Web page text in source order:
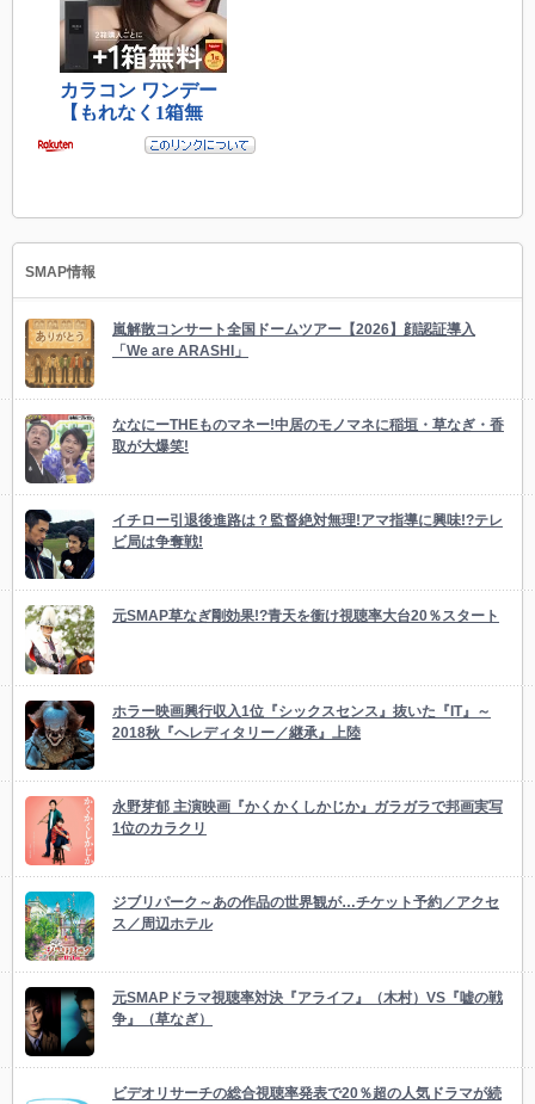
SMAP情報
嵐解散コンサート全国ドームツアー【2026】顔認証導入
「We are ARASHI」
ななにーTHEものマネー!中居のモノマネに稲垣・草なぎ・香
取が大爆笑!
イチロー引退後進路は？監督絶対無理!アマ指導に興味!?テレ
ビ局は争奪戦!
元SMAP草なぎ剛効果!?青天を衝け視聴率大台20％スタート
ホラー映画興行収入1位『シックスセンス』抜いた『IT』～
2018秋『へレディタリー／継承』上陸
永野芽郁 主演映画『かくかくしかじか』ガラガラで邦画実写
1位のカラクリ
ジブリパーク～あの作品の世界観が…チケット予約／アクセ
ス／周辺ホテル
元SMAPドラマ視聴率対決『アライフ』（木村）VS『嘘の戦
争』（草なぎ）
ビデオリサーチの総合視聴率発表で20％超の人気ドラマが続